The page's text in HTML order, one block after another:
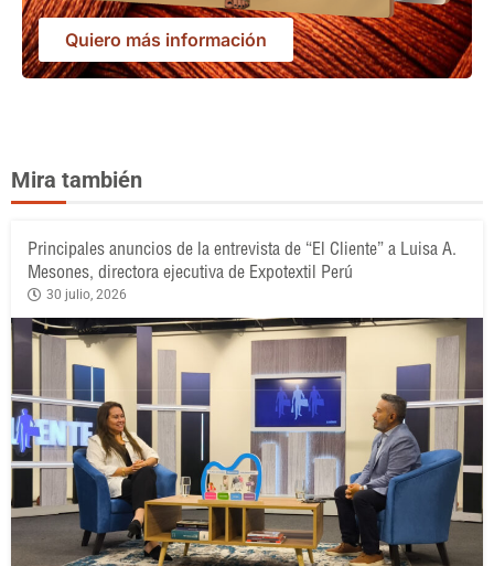
Quiero más información
Mira también
Principales anuncios de la entrevista de “El Cliente” a Luisa A.
Mesones, directora ejecutiva de Expotextil Perú
30 julio, 2026